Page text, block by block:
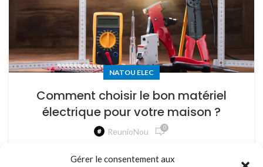
Gérer le consentement aux
NATOU ELEC
Comment choisir le bon matériel
électrique pour votre maison ?
ReunioNou 0
Dans cet article, nous vous guidons à travers le...